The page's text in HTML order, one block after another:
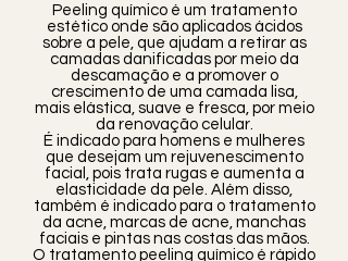
Peeling químico é um tratamento
estético onde são aplicados ácidos
sobre a pele, que ajudam a retirar as
camadas danificadas por meio da
descamação e a promover o
crescimento de uma camada lisa,
mais elástica, suave e fresca, por meio
da renovação celular.
É indicado para homens e mulheres
que desejam um rejuvenescimento
facial, pois trata rugas e aumenta a
elasticidade da pele. Além disso,
também é indicado para o tratamento
da acne, marcas de acne, manchas
faciais e pintas nas costas das mãos.
O tratamento peeling químico é rápido